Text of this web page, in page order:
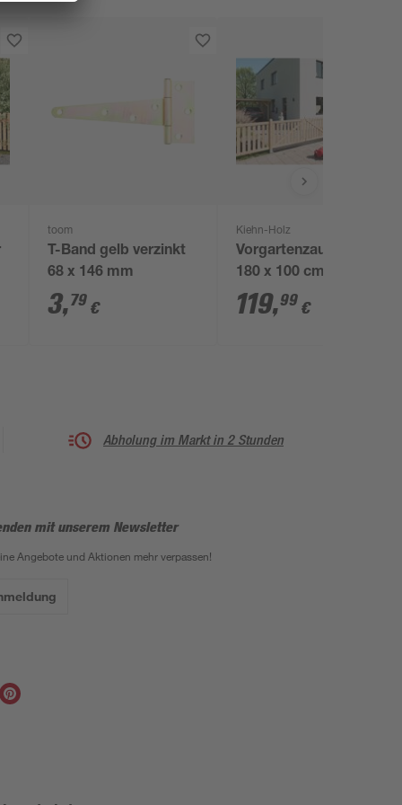
toom
T-Band gelb verzinkt
68 x 146 mm
3,79 €
Kiehn-Holz
Vorgartenzaun Lärche
180 x 100 cm
119,99 €
Abholung im Markt in 2 Stunden
mit unserem Newsletter
Angebote und Aktionen mehr verpassen!